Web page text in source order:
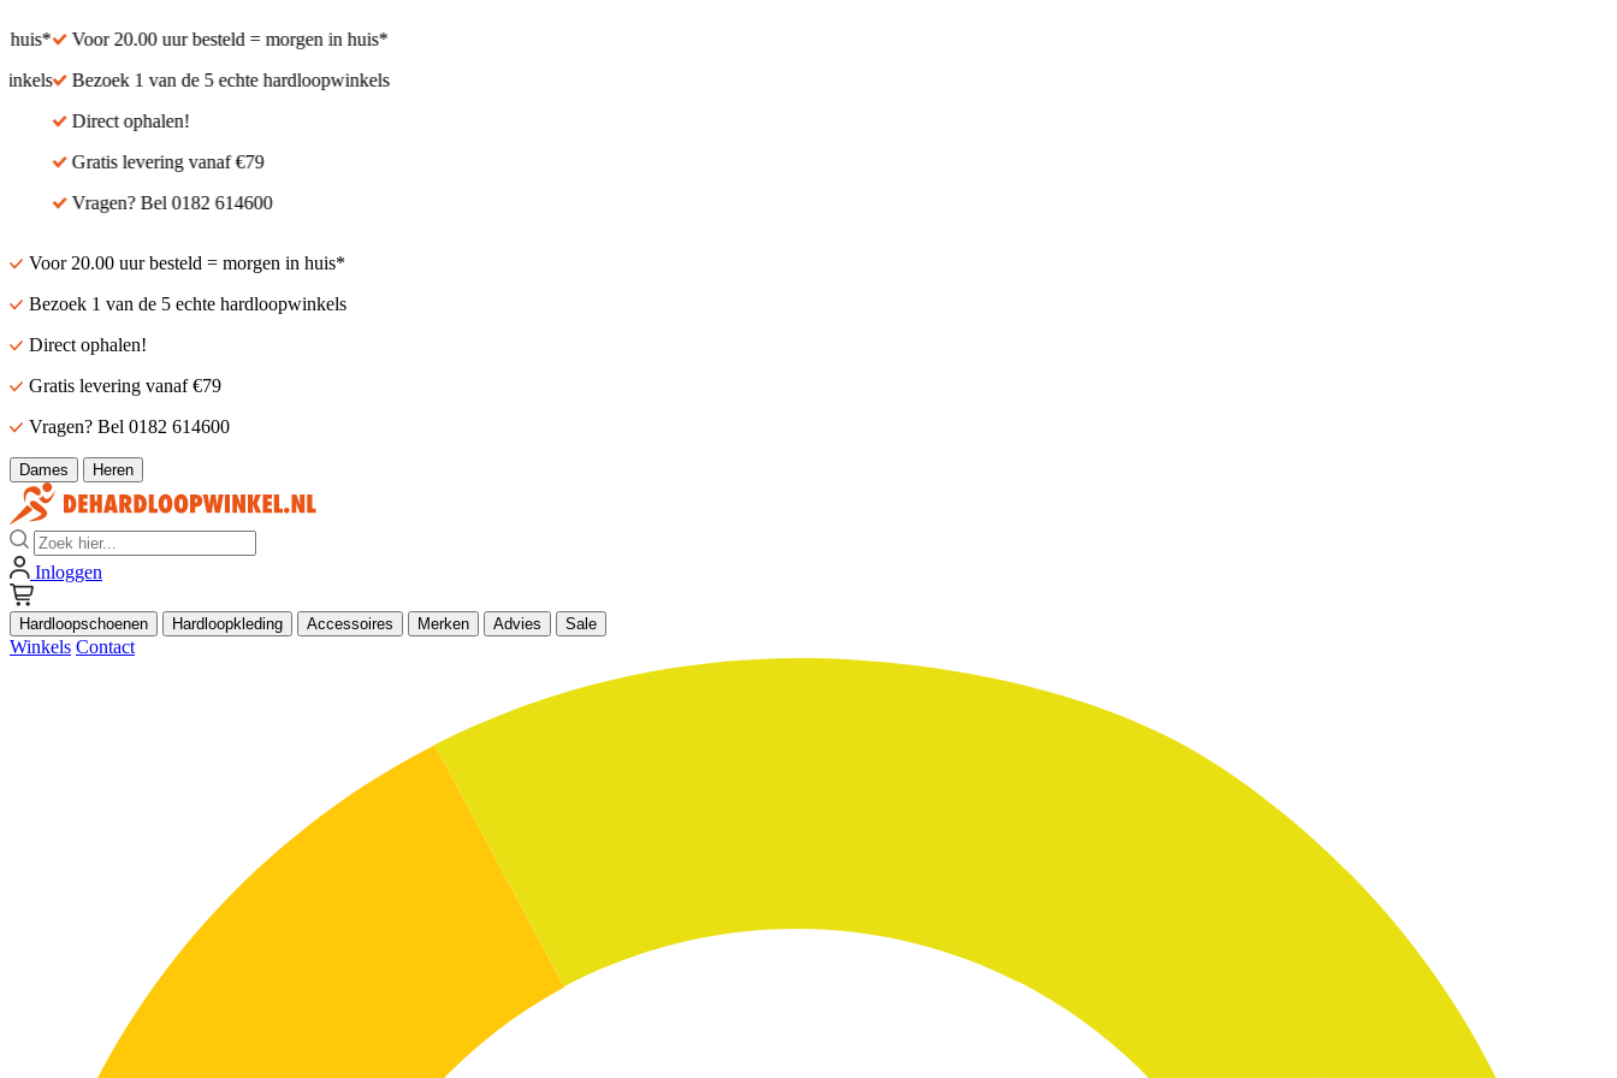
Voor 20.00 uur besteld = morgen in huis*
Bezoek 1 van de 5 echte hardloopwinkels
Direct ophalen!
Gratis levering vanaf €79
Vragen? Bel 0182 614600
Voor 20.00 uur besteld = morgen in huis*
Bezoek 1 van de 5 echte hardloopwinkels
Direct ophalen!
Gratis levering vanaf €79
Vragen? Bel 0182 614600
Dames Heren
Zoek
Inloggen
Hardloopschoenen Hardloopkleding Accessoires Merken Advies Sale
Winkels Contact